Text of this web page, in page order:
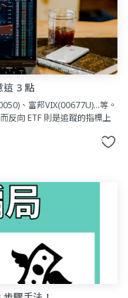
這 3 點
、富邦VIX(00677U)…等。
反向 ETF 則是追蹤的指標上